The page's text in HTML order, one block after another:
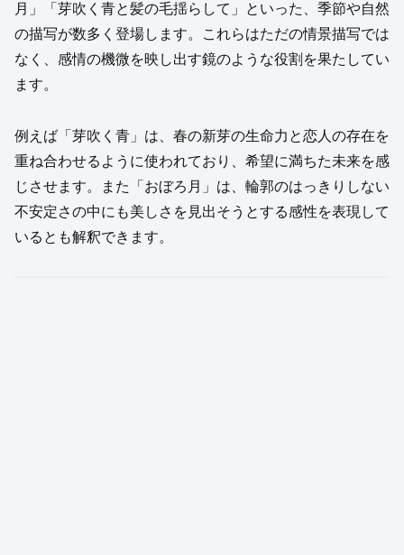
月」「芽吹く青と髪の毛揺らして」といった、季節や自然
の描写が数多く登場します。これらはただの情景描写では
なく、感情の機微を映し出す鏡のような役割を果たしてい
ます。
例えば「芽吹く青」は、春の新芽の生命力と恋人の存在を
重ね合わせるように使われており、希望に満ちた未来を感
じさせます。また「おぼろ月」は、輪郭のはっきりしない
不安定さの中にも美しさを見出そうとする感性を表現して
いるとも解釈できます。